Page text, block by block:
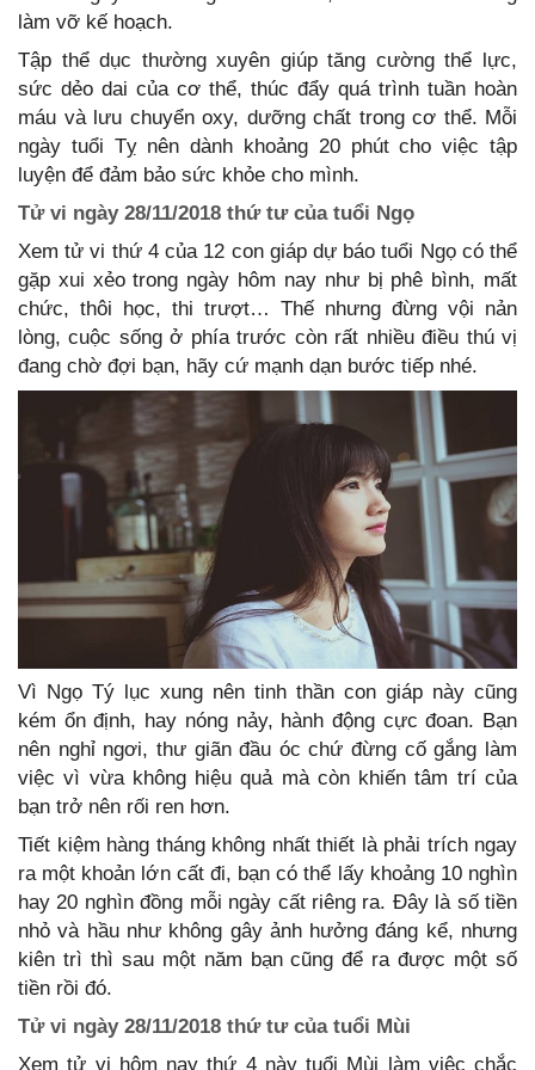
làm vỡ kế hoạch.
Tập thể dục thường xuyên giúp tăng cường thể lực,
sức dẻo dai của cơ thể, thúc đẩy quá trình tuần hoàn
máu và lưu chuyển oxy, dưỡng chất trong cơ thể. Mỗi
ngày tuổi Tỵ nên dành khoảng 20 phút cho việc tập
luyện để đảm bảo sức khỏe cho mình.
Tử vi ngày 28/11/2018 thứ tư của tuổi Ngọ
Xem tử vi thứ 4 của 12 con giáp dự báo tuổi Ngọ có thể
gặp xui xẻo trong ngày hôm nay như bị phê bình, mất
chức, thôi học, thi trượt… Thế nhưng đừng vội nản
lòng, cuộc sống ở phía trước còn rất nhiều điều thú vị
đang chờ đợi bạn, hãy cứ mạnh dạn bước tiếp nhé.
Vì Ngọ Tý lục xung nên tinh thần con giáp này cũng
kém ổn định, hay nóng nảy, hành động cực đoan. Bạn
nên nghỉ ngơi, thư giãn đầu óc chứ đừng cố gắng làm
việc vì vừa không hiệu quả mà còn khiến tâm trí của
bạn trở nên rối ren hơn.
Tiết kiệm hàng tháng không nhất thiết là phải trích ngay
ra một khoản lớn cất đi, bạn có thể lấy khoảng 10 nghìn
hay 20 nghìn đồng mỗi ngày cất riêng ra. Đây là số tiền
nhỏ và hầu như không gây ảnh hưởng đáng kể, nhưng
kiên trì thì sau một năm bạn cũng để ra được một số
tiền rồi đó.
Tử vi ngày 28/11/2018 thứ tư của tuổi Mùi
Xem tử vi hôm nay thứ 4 này tuổi Mùi làm việc chắc